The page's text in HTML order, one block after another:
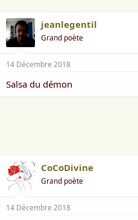
jeanlegentil
Grand poète
14 Décembre 2018
Salsa du démon
CoCoDivine
Grand poète
14 Décembre 2018